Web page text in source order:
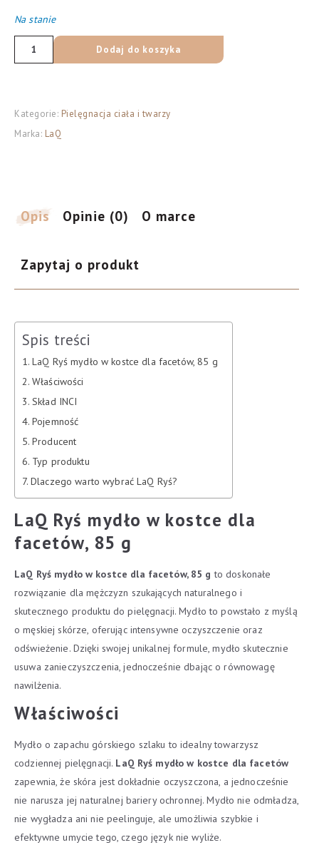
Na stanie
ilość
LaQ
w
kostce
Dodaj do koszyka
Kategorie: Pielęgnacja ciała i twarzy
Marka: LaQ
Opis Opinie (0) O marce
Zapytaj o produkt
Spis treści
LaQ Ryś mydło w kostce dla facetów, 85 g
Właściwości
Skład INCI
Pojemność
Producent
Typ produktu
Dlaczego warto wybrać LaQ Ryś?
LaQ Ryś mydło w kostce dla
facetów, 85 g
LaQ Ryś mydło w kostce dla facetów, 85 g to doskonałe
rozwiązanie dla mężczyzn szukających naturalnego i
skutecznego produktu do pielęgnacji. Mydło to powstało z myślą
o męskiej skórze, oferując intensywne oczyszczenie oraz
odświeżenie. Dzięki swojej unikalnej formule, mydło skutecznie
usuwa zanieczyszczenia, jednocześnie dbając o równowagę
nawilżenia.
Właściwości
Mydło o zapachu górskiego szlaku to idealny towarzysz
codziennej pielęgnacji. LaQ Ryś mydło w kostce dla facetów
zapewnia, że skóra jest dokładnie oczyszczona, a jednocześnie
nie narusza jej naturalnej bariery ochronnej. Mydło nie odmładza,
nie wygładza ani nie peelinguje, ale umożliwia szybkie i
efektywne umycie tego, czego język nie wyliże.